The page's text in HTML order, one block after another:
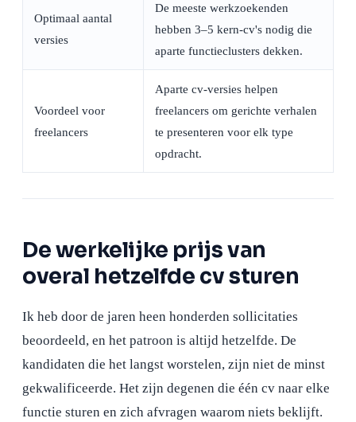
Optimaal aantal
versies
De meeste werkzoekenden
hebben 3–5 kern-cv's nodig die
aparte functieclusters dekken.
Voordeel voor
freelancers
Aparte cv-versies helpen
freelancers om gerichte verhalen
te presenteren voor elk type
opdracht.
De werkelijke prijs van
overal hetzelfde cv sturen
Ik heb door de jaren heen honderden sollicitaties
beoordeeld, en het patroon is altijd hetzelfde. De
kandidaten die het langst worstelen, zijn niet de minst
gekwalificeerde. Het zijn degenen die één cv naar elke
functie sturen en zich afvragen waarom niets beklijft.